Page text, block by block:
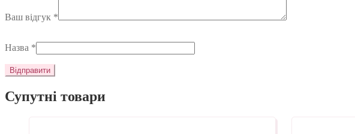
Ваш відгук *
Назва *
Супутні товари